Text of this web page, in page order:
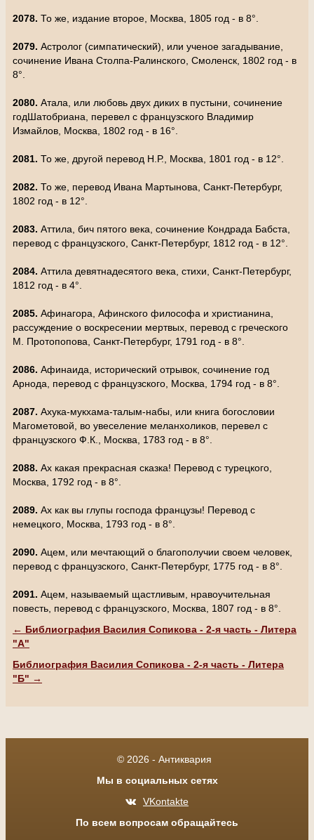
2078. То же, издание второе, Москва, 1805 год - в 8°.
2079. Астролог (симпатический), или ученое загадывание,
сочинение Ивана Столпа-Ралинского, Смоленск, 1802 год - в
8°.
2080. Атала, или любовь двух диких в пустыни, сочинение
годШатобриана, перевел с французского Владимир
Измайлов, Москва, 1802 год - в 16°.
2081. То же, другой перевод Н.Р., Москва, 1801 год - в 12°.
2082. То же, перевод Ивана Мартынова, Санкт-Петербург,
1802 год - в 12°.
2083. Аттила, бич пятого века, сочинение Кондрада Бабста,
перевод с французского, Санкт-Петербург, 1812 год - в 12°.
2084. Аттила девятнадесятого века, стихи, Санкт-Петербург,
1812 год - в 4°.
2085. Афинагора, Афинского философа и христианина,
рассуждение о воскресении мертвых, перевод с греческого
М. Протопопова, Санкт-Петербург, 1791 год - в 8°.
2086. Афинаида, исторический отрывок, сочинение год
Арнода, перевод с французского, Москва, 1794 год - в 8°.
2087. Ахука-мукхама-талым-набы, или книга богословии
Магометовой, во увеселение меланхоликов, перевел с
французского Ф.К., Москва, 1783 год - в 8°.
2088. Ах какая прекрасная сказка! Перевод с турецкого,
Москва, 1792 год - в 8°.
2089. Ах как вы глупы господа французы! Перевод с
немецкого, Москва, 1793 год - в 8°.
2090. Ацем, или мечтающий о благополучии своем человек,
перевод с французского, Санкт-Петербург, 1775 год - в 8°.
2091. Ацем, называемый щастливым, нравоучительная
повесть, перевод с французского, Москва, 1807 год - в 8°.
← Библиография Василия Сопикова - 2-я часть - Литера
"А"
Библиография Василия Сопикова - 2-я часть - Литера
"Б" →
© 2026 - Антиквария
Мы в социальных сетях
VKontakte
По всем вопросам обращайтесь